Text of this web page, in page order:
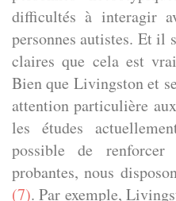
difficultés à interagir
personnes autistes. Et il
claires que cela est
Bien que Livingston et
attention particulière
les études
possible de renforcer
probantes, nous
(7). Par exemple,